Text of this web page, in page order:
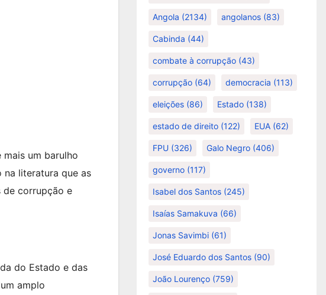
um barulho
literatura que as
de corrupção e
do Estado e das
amplo
Angola (2134) angolanos (83)
Cabinda (44)
combate à corrupção (43)
corrupção (64) democracia (113)
eleições (86) Estado (138)
estado de direito (122) EUA (62)
FPU (326) Galo Negro (406)
governo (117)
Isabel dos Santos (245)
Isaías Samakuva (66)
Jonas Savimbi (61)
José Eduardo dos Santos (90)
João Lourenço (759)